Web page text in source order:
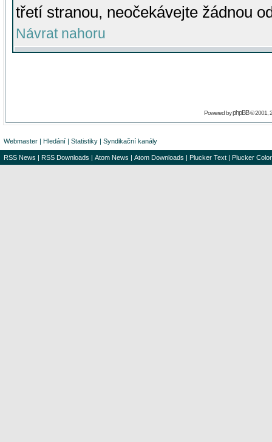
třetí stranou, neočekávejte žádnou
Návrat nahoru
Powered byphpBB© 2001,
Webmaster | Hledání | Statistiky | Syndikační kanály
RSS News | RSS Downloads | Atom News | Atom Downloads | Plucker Text | Plucker Color